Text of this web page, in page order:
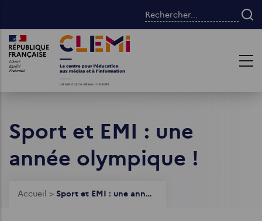
contenu
principal
Rechercher...
Images Images
Sport et EMI : une
année olympique !
Fil
Accueil > Sport et EMI : une année olympique !